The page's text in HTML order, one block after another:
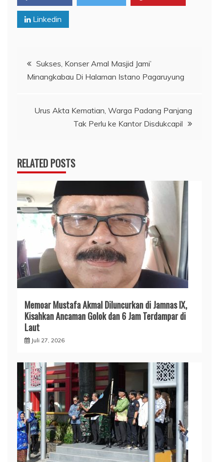
Linkedin
Navigasi
pos
Sukses, Konser Amal Masjid Jami’
Minangkabau Di Halaman Istano Pagaruyung
Urus Akta Kematian, Warga Padang Panjang
Tak Perlu ke Kantor Disdukcapil
RELATED POSTS
Memoar Mustafa Akmal Diluncurkan di Jamnas IX,
Kisahkan Ancaman Golok dan 6 Jam Terdampar di
Laut
Juli 27, 2026